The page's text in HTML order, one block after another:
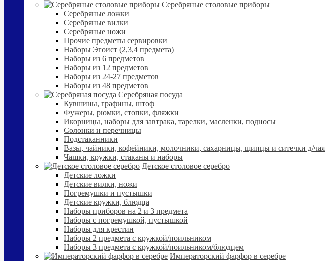
Cеребряные столовые приборы
Серебряные ложки
Серебряные вилки
Серебряные ножи
Прочие предметы сервировки
Наборы Эгоист (2,3,4 предмета)
Наборы из 6 предметов
Наборы из 12 предметов
Наборы из 24-27 предметов
Наборы из 48 предметов
Серебряная посуда
Кувшины, графины, штоф
Фужеры, рюмки, стопки, фляжки
Икорницы, наборы для завтрака, тарелки, масленки, подносы
Солонки и перечницы
Подстаканники
Вазы, чайники, кофейники, молочники, сахарницы, щипцы и ситечки д/чая
Чашки, кружки, стаканы и наборы
Детское столовое серебро
Детские ложки
Детские вилки, ножи
Погремушки и пустышки
Детские кружки, блюдца
Наборы приборов на 2 и 3 предмета
Наборы с погремушкой, пустышкой
Наборы для крестин
Наборы 2 предмета с кружкой/поильником
Наборы 3 предмета с кружкой/поильником/блюдцем
Императорский фарфор в серебре